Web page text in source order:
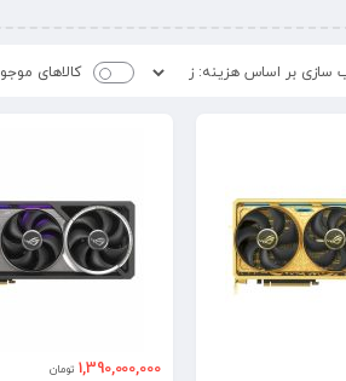
کالاهای
1,390,000,000 تومان